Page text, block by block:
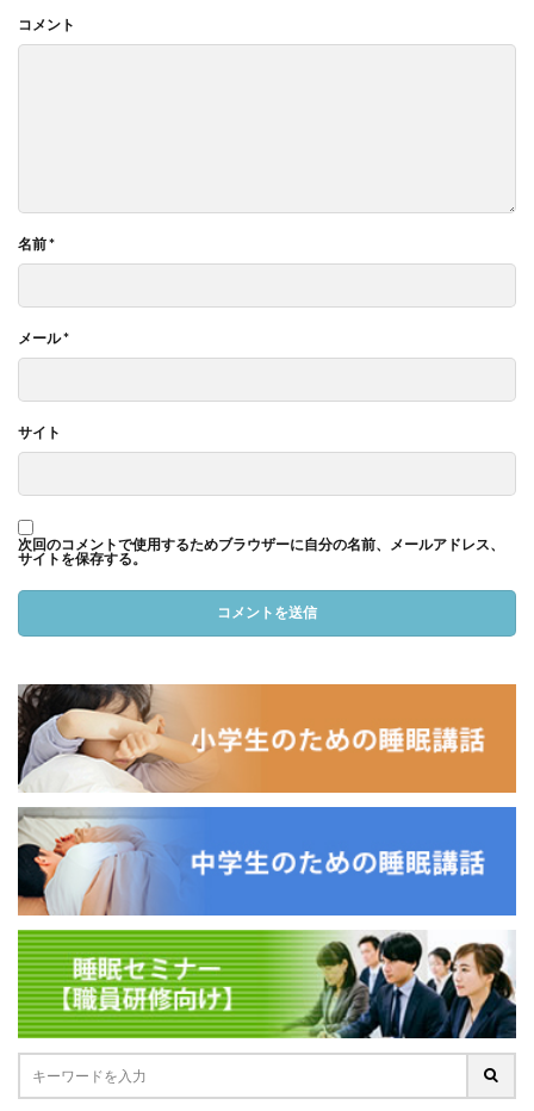
コメント
名前*
メール*
サイト
次回のコメントで使用するためブラウザーに自分の名前、メールアドレス、
サイトを保存する。